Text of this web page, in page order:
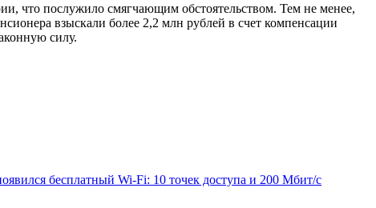
что послужило смягчающим обстоятельством. Тем не менее,
взыскали более 2,2 млн рублей в счет компенсации
силу.
бесплатный Wi‑Fi: 10 точек доступа и 200 Мбит/с